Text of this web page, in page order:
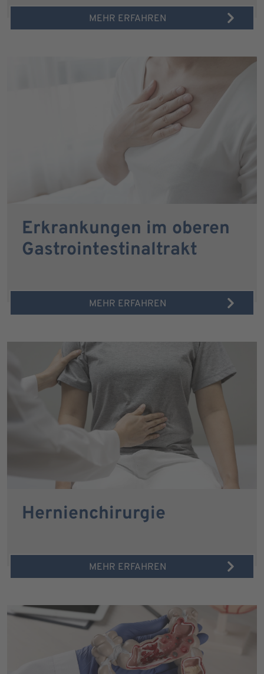
MEHR ERFAHREN
Erkrankungen im oberen
Gastrointestinaltrakt
MEHR ERFAHREN
Hernienchirurgie
MEHR ERFAHREN